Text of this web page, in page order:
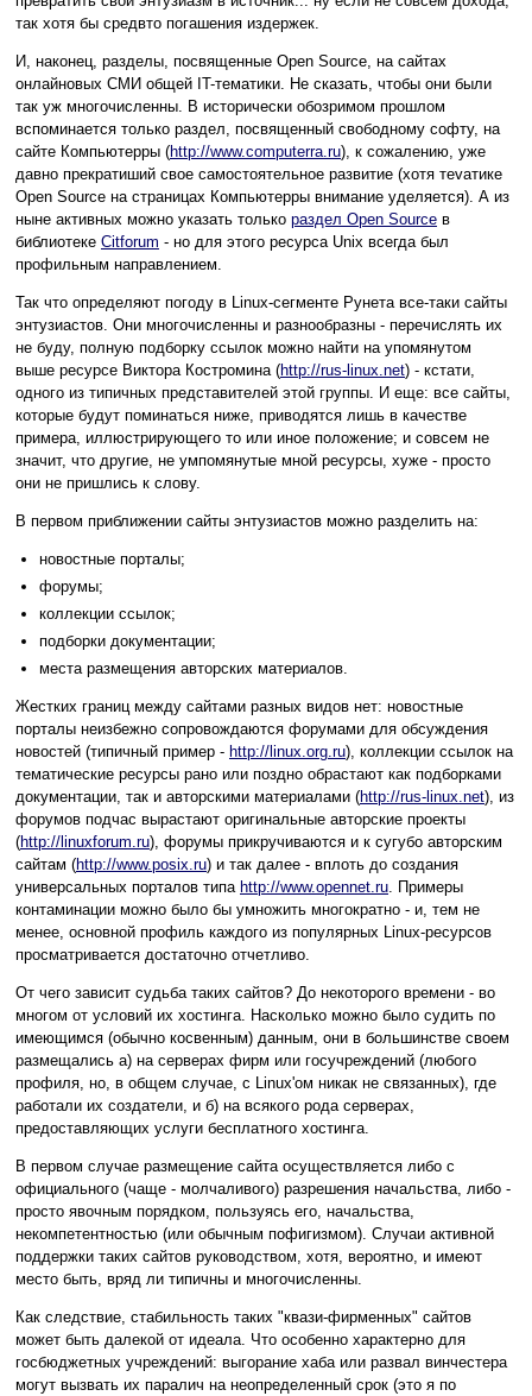
так хотя бы средвто погашения издержек.
И, наконец, разделы, посвященные Open Source, на сайтах
онлайновых СМИ общей IT-тематики. Не сказать, чтобы они были
так уж многочисленны. В исторически обозримом прошлом
вспоминается только раздел, посвященный свободному софту, на
сайте Компьютерры (http://www.computerra.ru), к сожалению, уже
давно прекратиший свое самостоятельное развитие (хотя теvатике
Open Source на страницах Компьютерры внимание уделяется). А из
ныне активных можно указать только раздел Open Source в
библиотеке Citforum - но для этого ресурса Unix всегда был
профильным направлением.
Так что определяют погоду в Linux-сегменте Рунета все-таки сайты
энтузиастов. Они многочисленны и разнообразны - перечислять их
не буду, полную подборку ссылок можно найти на упомянутом
выше ресурсе Виктора Костромина (http://rus-linux.net) - кстати,
одного из типичных представителей этой группы. И еще: все сайты,
которые будут поминаться ниже, приводятся лишь в качестве
примера, иллюстрирующего то или иное положение; и совсем не
значит, что другие, не умпомянутые мной ресурсы, хуже - просто
они не пришлись к слову.
В первом приближении сайты энтузиастов можно разделить на:
новостные порталы;
форумы;
коллекции ссылок;
подборки документации;
места размещения авторских материалов.
Жестких границ между сайтами разных видов нет: новостные
порталы неизбежно сопровождаются форумами для обсуждения
новостей (типичный пример - http://linux.org.ru), коллекции ссылок на
тематические ресурсы рано или поздно обрастают как подборками
документации, так и авторскими материалами (http://rus-linux.net), из
форумов подчас вырастают оригинальные авторские проекты
(http://linuxforum.ru), форумы прикручиваются и к сугубо авторским
сайтам (http://www.posix.ru) и так далее - вплоть до создания
универсальных порталов типа http://www.opennet.ru. Примеры
контаминации можно было бы умножить многократно - и, тем не
менее, основной профиль каждого из популярных Linux-ресурсов
просматривается достаточно отчетливо.
От чего зависит судьба таких сайтов? До некоторого времени - во
многом от условий их хостинга. Насколько можно было судить по
имеющимся (обычно косвенным) данным, они в большинстве своем
размещались а) на серверах фирм или госучреждений (любого
профиля, но, в общем случае, с Linux'ом никак не связанных), где
работали их создатели, и б) на всякого рода серверах,
предоставляющих услуги бесплатного хостинга.
В первом случае размещение сайта осуществляется либо с
официального (чаще - молчаливого) разрешения начальства, либо -
просто явочным порядком, пользуясь его, начальства,
некомпетентностью (или обычным пофигизмом). Случаи активной
поддержки таких сайтов руководством, хотя, вероятно, и имеют
место быть, вряд ли типичны и многочисленны.
Как следствие, стабильность таких "квази-фирменных" сайтов
может быть далекой от идеала. Что особенно характерно для
госбюджетных учреждений: выгорание хаба или развал винчестера
могут вызвать их паралич на неопределенный срок (это я по